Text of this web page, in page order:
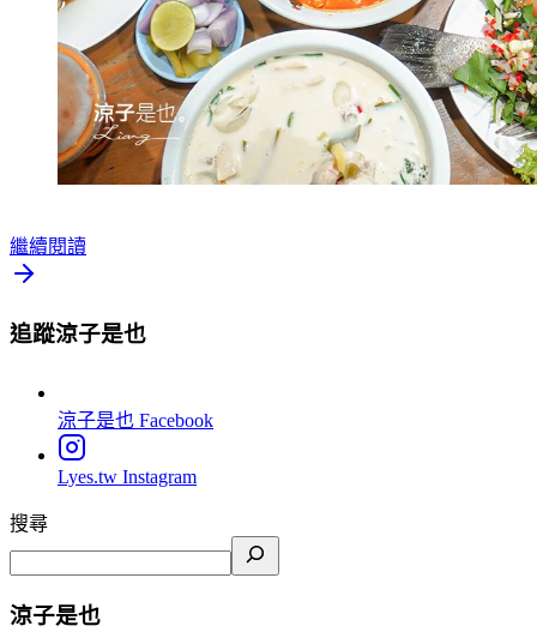
繼續閱讀
追蹤涼子是也
涼子是也 Facebook
Lyes.tw Instagram
搜尋
涼子是也